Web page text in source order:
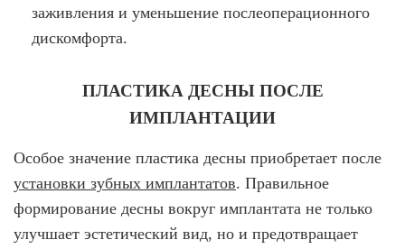
заживления и уменьшение послеоперационного
дискомфорта.
ПЛАСТИКА ДЕСНЫ ПОСЛЕ
ИМПЛАНТАЦИИ
Особое значение пластика десны приобретает после
установки зубных имплантатов. Правильное
формирование десны вокруг имплантата не только
улучшает эстетический вид, но и предотвращает